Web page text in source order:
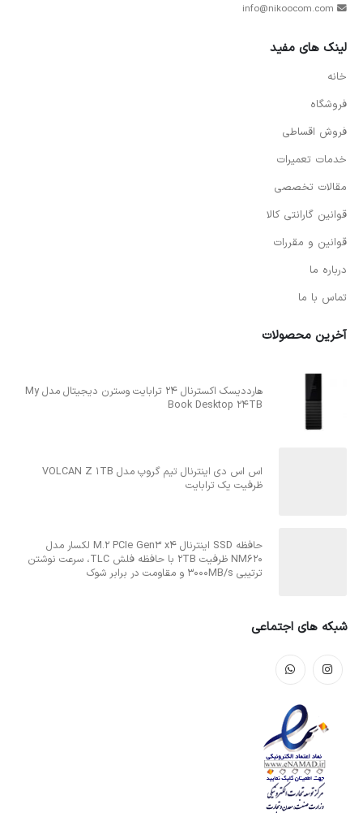
info@nikoocom.com
لینک های مفید
خانه
فروشگاه
فروش اقساطی
خدمات تعمیرات
مقالات تخصصی
قوانین گارانتی کالا
قوانین و مقررات
درباره ما
تماس با ما
آخرین محصولات
هارددیسک اکسترنال 24 ترابایت وسترن دیجیتال مدل My
Book Desktop 24TB
اس اس دی اینترنال تیم گروپ مدل VOLCAN Z 1TB
ظرفیت یک ترابایت
حافظه SSD اینترنال M.2 PCIe Gen3 x4 لکسار مدل
NM620 ظرفیت 2TB با حافظه فلش TLC، سرعت نوشتن
ترتیبی 3000MB/s و مقاومت در برابر شوک
شبکه های اجتماعی